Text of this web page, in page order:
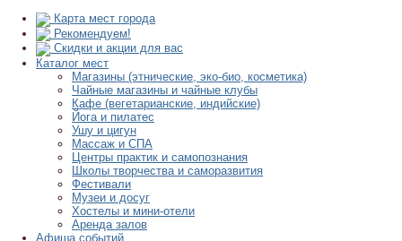
Карта мест города
Рекомендуем!
Скидки и акции для вас
Каталог мест
Магазины (этнические, эко-био, косметика)
Чайные магазины и чайные клубы
Кафе (вегетарианские, индийские)
Йога и пилатес
Ушу и цигун
Массаж и СПА
Центры практик и самопознания
Школы творчества и саморазвития
Фестивали
Музеи и досуг
Хостелы и мини-отели
Аренда залов
Афиша событий